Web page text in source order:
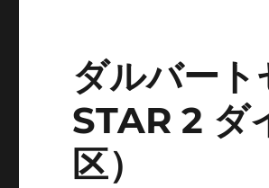
ダルバー
STAR 2 ダ
区）